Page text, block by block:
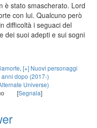
è stato smascherato. Lord
con lui. Qualcuno però
difficoltà i seguaci del
dei suoi adepti e sui sogni
, [+] Nuovi personaggi
dopo (2017-)
Universe)
[Segnala]